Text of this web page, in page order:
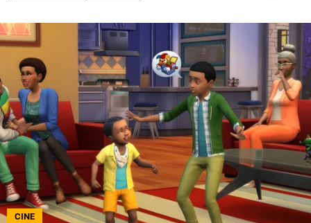
QUIENES SOMOS | STAFF CONTACTO |
Escribe en Spoiler
Términos y Condiciones
Políticas de Privacidad
Política Editorial
Ad Choices
Bolavip, al igual que Futbol Sites, es una
compañía perteneciente a Better Collective.
Todos los derechos reservados.
CINE